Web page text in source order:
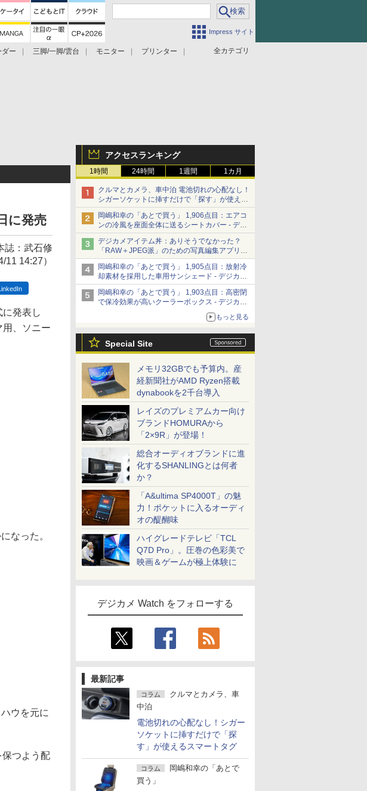
Impress サイト
全カテゴリ
ダー 三脚/一脚/雲台 モニター
プリンター
アクセスランキング
1時間 24時間 1週間 1カ月
クルマとカメラ、車中泊 電池切れの心配なし！
シガーソケットに挿すだけで「探す」が使える
スマートタグ - デジカメ Watch
岡嶋和幸の「あとで買う」 1,906点目：エアコ
ンの冷風を座面全体に送るシートカバー - デジ
カメ Watch
デジカメアイテム丼：ありそうでなかった？
「RAW＋JPEG派」のための写真編集アプリ
カメラデフォルトのJPEGを大切にする
「Filmator」
岡嶋和幸の「あとで買う」 1,905点目：放射冷
却素材を採用した車用サンシェード - デジカメ
Watch
岡嶋和幸の「あとで買う」 1,903点目：高密閉
で保冷効果が高いクーラーボックス - デジカメ
もっと見る
Special Site
メモリ32GBでも予算内。産
経新聞社がAMD Ryzen搭載
dynabookを2千台導入
レイズのプレミアムカー向け
ブランドHOMURAから
「2×9R」が登場！
総合オーディオブランドに進
化するSHANLINGとは何者
か？
「A&ultima SP4000T」の魅
力！ポケットに入るオーディ
オの醍醐味
ハイグレードテレビ「TCL
Q7D Pro」。圧巻の色彩美で
映画＆ゲームが極上体験に
デジカメ Watch をフォローする
最新記事
コラム
クルマとカメラ、車
中泊
電池切れの心配なし！シガー
ソケットに挿すだけで「探
す」が使えるスマートタグ
コラム
岡嶋和幸の「あとで
買う」
に発売
誌：武石修
11 14:27）
発表し
、ソニー
なった。
ウを元に
つよう配